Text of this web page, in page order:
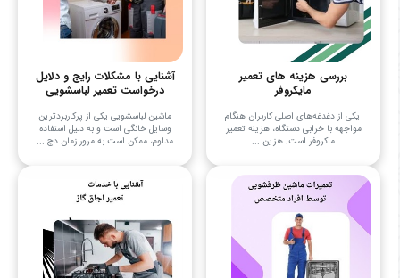
بررسی هزینه های تعمیر
مایکروفر
یکی از دغدغه‌های اصلی کاربران هنگام
مواجهه با خرابی دستگاه، هزینه تعمیر
ماکروفر است. هزین ...
آشنایی با مشکلات رایج و دلایل
درخواست تعمیر لباسشویی
ماشین لباسشویی یکی از پرکاربردترین
وسایل خانگی است و به دلیل استفاده
مداوم، ممکن است به مرور زمان دچ ...